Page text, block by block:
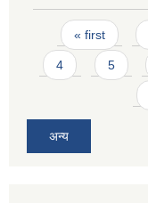
Pages
« first
4 5
अन्य